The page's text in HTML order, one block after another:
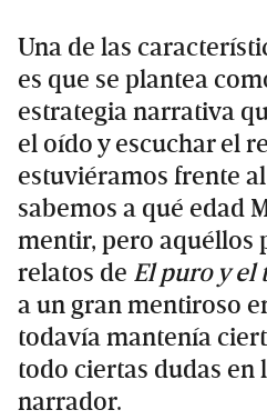
Una de las
es que se plantea
estrategia narrativa
el oído y escuchar el
estuviéramos frente
sabemos a qué edad
mentir, pero aquéllos
relatos de El puro y el
a un gran mentiroso
todavía mantenía
todo ciertas dudas
narrador.